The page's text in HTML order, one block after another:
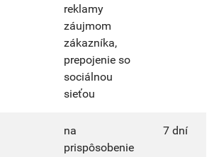
reklamy
záujmom
zákazníka,
prepojenie so
sociálnou
sieťou
na
prispôsobenie
7 dní